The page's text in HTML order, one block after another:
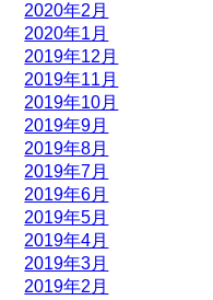
2020年2月
2020年1月
2019年12月
2019年11月
2019年10月
2019年9月
2019年8月
2019年7月
2019年6月
2019年5月
2019年4月
2019年3月
2019年2月